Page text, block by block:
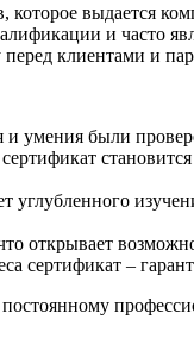
выдается
и часто
перед клиентами и
умения были
углубленного
открывает
сертификат –